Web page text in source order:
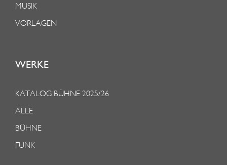
MUSIK
VORLAGEN
WERKE
KATALOG BÜHNE 2025/26
ALLE
BÜHNE
FUNK